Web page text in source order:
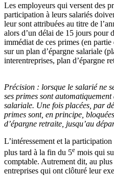
Les employeurs qui versent des
participation à leurs salariés
leur sont attribuées au titre de
alors d’un délai de 15 jours pour
immédiat de ces primes (en
sur un plan d’épargne salariale
interentreprises, plan d’épargne
Précision : lorsque le salarié ne
ses primes sont
salariale. Une fois placées, par
primes sont, en principe,
d’épargne retraite, jusqu’au
L’intéressement et la
plus tard à la fin du 5e mois qui
comptable. Autrement dit, au
entreprises qui ont clôturé leur